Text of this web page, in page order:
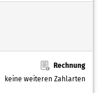
Rechnung
keine weiteren Zahlarten